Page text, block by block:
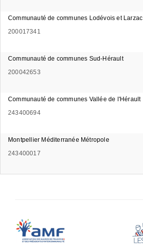
Communauté de communes Lodévois et Larzac
200017341
Communauté de communes Sud-Hérault
200042653
Communauté de communes Vallée de l'Hérault
243400694
Montpellier Méditerranée Métropole
243400017